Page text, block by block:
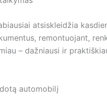
atsiskleidžia
remontuojant,
– dažniausi ir
automobilį